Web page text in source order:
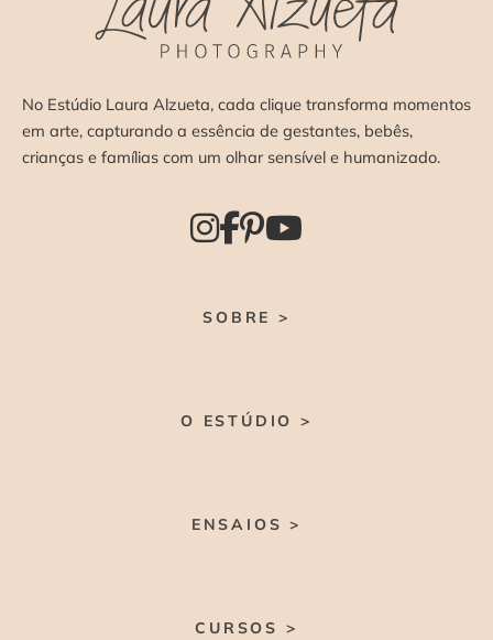
No Estúdio Laura Alzueta, cada clique transforma momentos
em arte, capturando a essência de gestantes, bebês,
crianças e famílias com um olhar sensível e humanizado.
SOBRE >
O ESTÚDIO >
ENSAIOS >
CURSOS >